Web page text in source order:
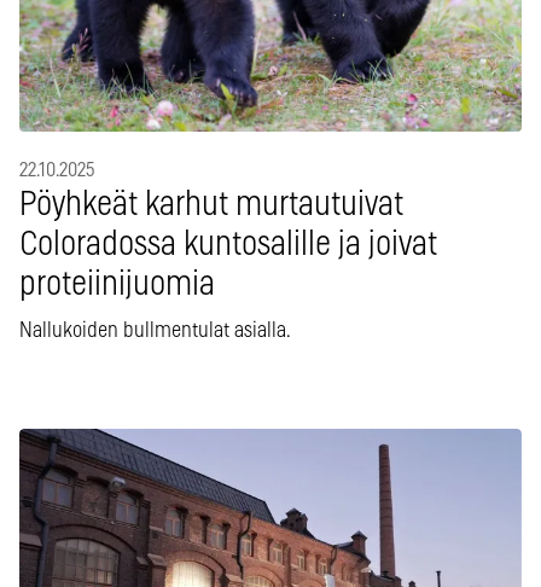
22.10.2025
Pöyhkeät karhut murtautuivat
Coloradossa kuntosalille ja joivat
proteiinijuomia
Nallukoiden bullmentulat asialla.